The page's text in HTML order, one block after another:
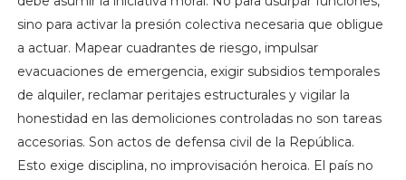
sino para activar la presión colectiva necesaria que obligue
a actuar. Mapear cuadrantes de riesgo, impulsar
evacuaciones de emergencia, exigir subsidios temporales
de alquiler, reclamar peritajes estructurales y vigilar la
honestidad en las demoliciones controladas no son tareas
accesorias. Son actos de defensa civil de la República.
Esto exige disciplina, no improvisación heroica. El país no